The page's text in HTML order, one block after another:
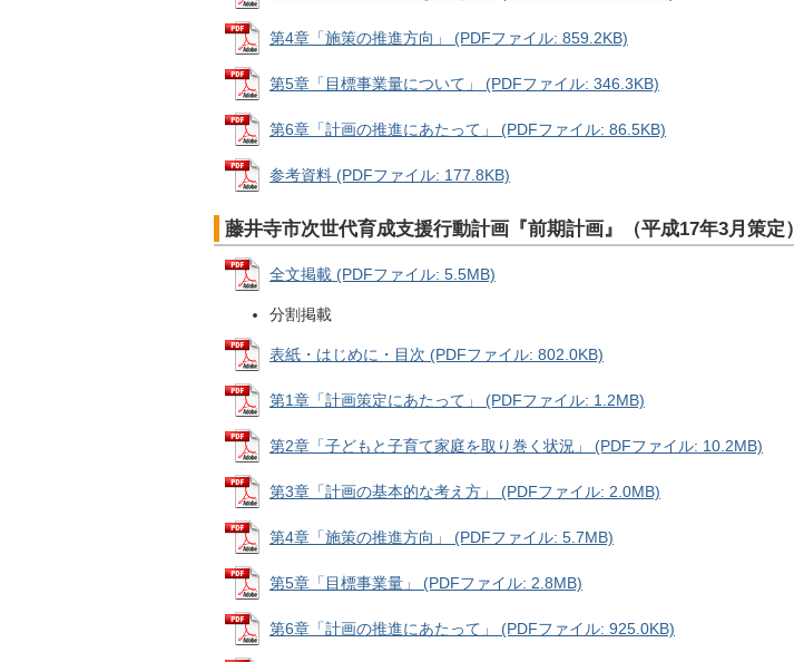
第4章「施策の推進方向」 (PDFファイル: 859.2KB)
第5章「目標事業量について」 (PDFファイル: 346.3KB)
第6章「計画の推進にあたって」 (PDFファイル: 86.5KB)
参考資料 (PDFファイル: 177.8KB)
藤井寺市次世代育成支援行動計画『前期計画』（平成17年3月策定）
全文掲載 (PDFファイル: 5.5MB)
分割掲載
表紙・はじめに・目次 (PDFファイル: 802.0KB)
第1章「計画策定にあたって」 (PDFファイル: 1.2MB)
第2章「子どもと子育て家庭を取り巻く状況」 (PDFファイル: 10.2MB)
第3章「計画の基本的な考え方」 (PDFファイル: 2.0MB)
第4章「施策の推進方向」 (PDFファイル: 5.7MB)
第5章「目標事業量」 (PDFファイル: 2.8MB)
第6章「計画の推進にあたって」 (PDFファイル: 925.0KB)